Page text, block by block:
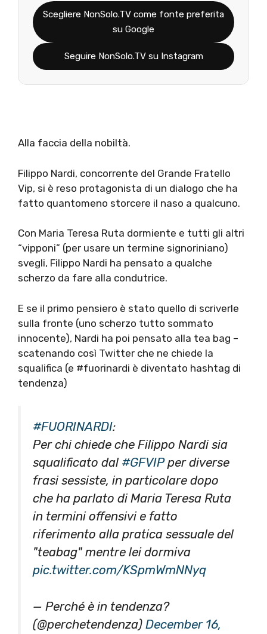
Scegliere NonSolo.TV come fonte preferita
su Google
Seguire NonSolo.TV su Instagram
Alla faccia della nobiltà.
Filippo Nardi, concorrente del Grande Fratello
Vip, si è reso protagonista di un dialogo che ha
fatto quantomeno storcere il naso a qualcuno.
Con Maria Teresa Ruta dormiente e tutti gli altri
“vipponi” (per usare un termine signoriniano)
svegli, Filippo Nardi ha pensato a qualche
scherzo da fare alla condutrice.
E se il primo pensiero è stato quello di scriverle
sulla fronte (uno scherzo tutto sommato
innocente), Nardi ha poi pensato alla tea bag –
scatenando così Twitter che ne chiede la
squalifica (e #fuorinardi è diventato hashtag di
tendenza)
#FUORINARDI:
Per chi chiede che Filippo Nardi sia
squalificato dal #GFVIPper diverse
frasi sessiste, in particolare dopo
che ha parlato di Maria Teresa Ruta
in termini offensivi e fatto
riferimento alla pratica sessuale del
"teabag" mentre lei dormiva
pic.twitter.com/KSpmWmNNyq
— Perché è in tendenza?
(@perchetendenza) December 16,